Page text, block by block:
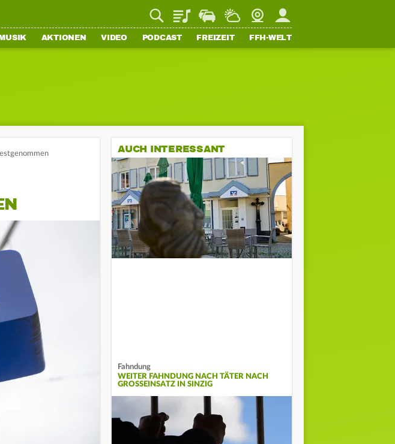
PlaylistStaupilotWetterWebcamMein FFH
AKTIONEN VIDEO PODCAST FREIZEIT FFH-WELT
AUCH INTERESSANT
Fahndung
WEITER FAHNDUNG NACH TÄTER NACH
GROSSEINSATZ IN SINZIG